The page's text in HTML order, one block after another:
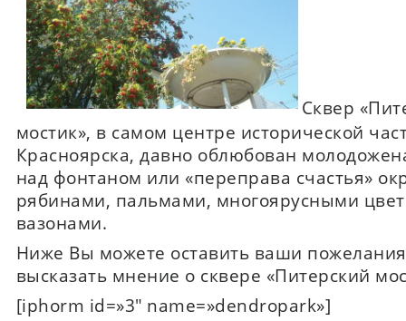
Сквер
мостик», в самом центре исторической
Красноярска, давно облюбован
над фонтаном или «переправа счастья»
рябинами, пальмами, многоярусными
вазонами.
Ниже Вы можете оставить ваши
высказать мнение о сквере «Питерский
[iphorm id=»3″ name=»dendropark»]